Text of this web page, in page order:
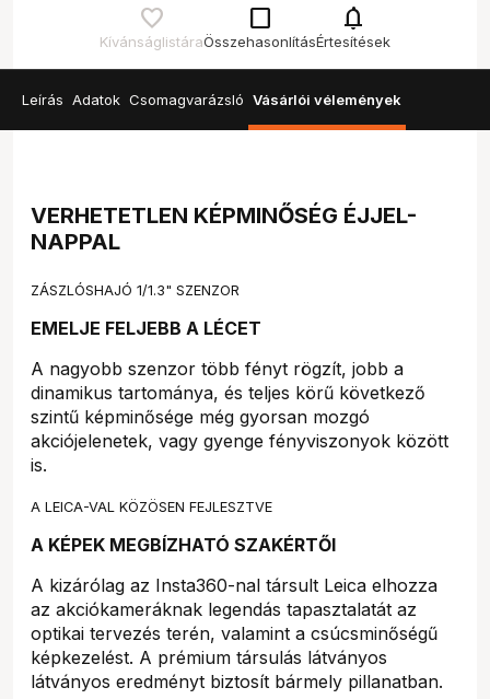
Kívánságlistára
check_box_outline_blank
Összehasonlítás
notifications
Értesítések
Leírás Adatok Csomagvarázsló Vásárlói vélemények
VERHETETLEN KÉPMINŐSÉG ÉJJEL-
NAPPAL
ZÁSZLÓSHAJÓ 1/1.3" SZENZOR
EMELJE FELJEBB A LÉCET
A nagyobb szenzor több fényt rögzít, jobb a
dinamikus tartománya, és teljes körű következő
szintű képminősége még gyorsan mozgó
akciójelenetek, vagy gyenge fényviszonyok között
is.
A LEICA-VAL KÖZÖSEN FEJLESZTVE
A KÉPEK MEGBÍZHATÓ SZAKÉRTŐI
A kizárólag az Insta360-nal társult Leica elhozza
az akciókameráknak legendás tapasztalatát az
optikai tervezés terén, valamint a csúcsminőségű
képkezelést. A prémium társulás látványos
látványos eredményt biztosít bármely pillanatban.